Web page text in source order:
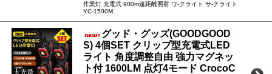
作業灯 充電式 900m遠距離照射 ワ-クライト サ-チライト
YC-1500M
グッド・グッズ(GOODGOOD
S) 4個SET クリップ型充電式LED
ライト 角度調整自由 強力マグネッ
ト付 1600LM 点灯4モード CrocoC